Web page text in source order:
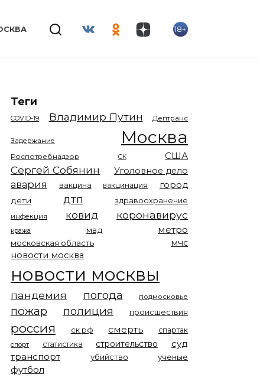
18+
Теги
COVID-19 Владимир Путин Дептранс
Задержание Москва
Роспотребнадзор СК США
Сергей Собянин Уголовное дело
авария вакцина вакцинация город
дети дтп здравоохранение
инфекция ковид коронавирус
кража мвд метро
московская область
мчс
новости москва
новости москвы
пандемия погода подмосковье
пожар полиция происшествия
россия ск рф смерть спартак
спорт статистика строительство
суд
транспорт
убийство ученые
футбол